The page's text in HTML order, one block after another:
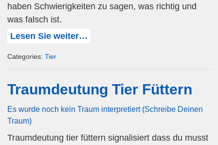
haben Schwierigkeiten zu sagen, was richtig und
was falsch ist.
Lesen Sie weiter…
Categories: Tier
Traumdeutung Tier Füttern
Es wurde noch kein Traum interpretiert (Schreibe Deinen
Traum)
Traumdeutung tier füttern signalisiert dass du musst